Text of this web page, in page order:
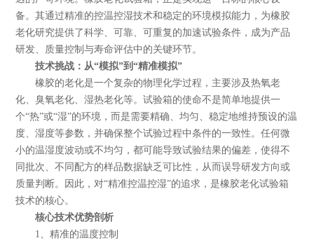
备。其通过精准的控温控湿技术和稳定的环境模拟能力，为橡胶
老化研究提供了科学、可靠、可重复的加速试验条件，成为产品
研发、质量控制与寿命评估中的关键环节。
技术挑战：从“模拟”到“精准模拟”
橡胶的老化是一个复杂的物理化学过程，主要涉及热氧老
化、臭氧老化、湿热老化等。试验箱的使命不是简单地提供一
个“热”或“湿”的环境，而是需要精确、均匀、稳定地维持预设的温
度、湿度等参数，并确保整个试验过程中条件的一致性。任何微
小的温湿度波动或不均匀，都可能导致试验结果的偏差，使得不
同批次、不同配方的样品数据缺乏可比性，从而误导研发方向或
质量判断。因此，对“精准控温控湿”的追求，是橡胶老化试验箱
技术的核心。
核心技术优势剖析
1、精准的温度控制